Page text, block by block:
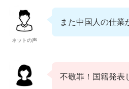
ネットの声
また中国人の仕業
不敬罪！国籍発表